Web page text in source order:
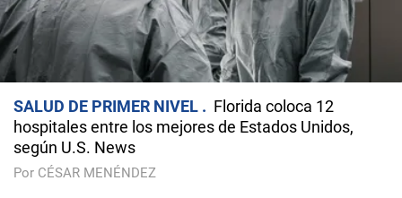
SALUD DE PRIMER NIVEL
Florida coloca 12
hospitales entre los mejores de Estados Unidos,
según U.S. News
Por CÉSAR MENÉNDEZ